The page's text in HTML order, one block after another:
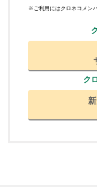
※ご利用にはクロネコメン
ク